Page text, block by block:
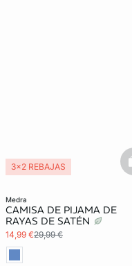
medra
CAMISA DE PIJAMA DE
RAYAS DE SATÉN
14,99 €29,99 €
3x2 REBAJAS